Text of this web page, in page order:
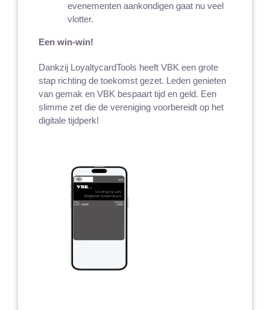
evenementen aankondigen gaat nu veel
vlotter.
Een win-win!
Dankzij LoyaltycardTools heeft VBK een grote
stap richting de toekomst gezet. Leden genieten
van gemak en VBK bespaart tijd en geld. Een
slimme zet die de vereniging voorbereidt op het
digitale tijdperk!